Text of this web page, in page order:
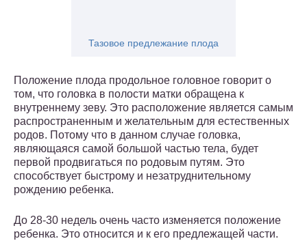
Тазовое предлежание плода
Положение плода продольное головное говорит о
том, что головка в полости матки обращена к
внутреннему зеву. Это расположение является самым
распространенным и желательным для естественных
родов. Потому что в данном случае головка,
являющаяся самой большой частью тела, будет
первой продвигаться по родовым путям. Это
способствует быстрому и незатруднительному
рождению ребенка.
До 28-30 недель очень часто изменяется положение
ребенка. Это относится и к его предлежащей части.